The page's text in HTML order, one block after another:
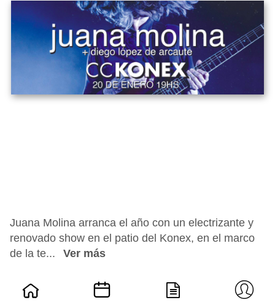
Juana Molina arranca el año con un electrizante y
renovado show en el patio del Konex, en el marco
de la te...
Ver más